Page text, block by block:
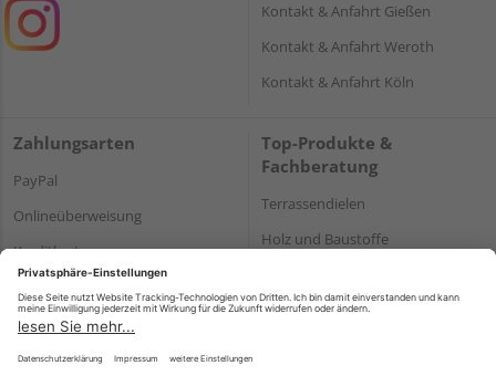
Kontakt & Anfahrt Gießen
Kontakt & Anfahrt Weroth
Kontakt & Anfahrt Köln
Zahlungsarten
PayPal
Onlineüberweisung
Kreditkarte
*Bonität vorausgesetzt
Top-Produkte &
Fachberatung
Terrassendielen
Holz und Baustoffe